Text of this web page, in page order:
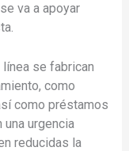
va a apoyar
se fabrican
como
como préstamos
urgencia
reducidas la